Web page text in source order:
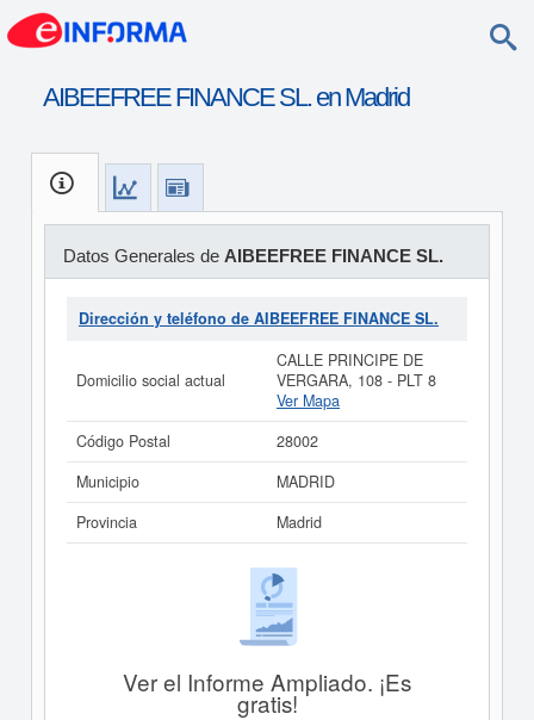
AIBEEFREE FINANCE SL. en Madrid
Datos Generales de AIBEEFREE FINANCE SL.
Dirección y teléfono de AIBEEFREE FINANCE SL.
Domicilio social actual
CALLE PRINCIPE DE
VERGARA, 108 - PLT 8
Ver Mapa
Código Postal
28002
Municipio
MADRID
Provincia
Madrid
Ver el Informe Ampliado. ¡Es
gratis!